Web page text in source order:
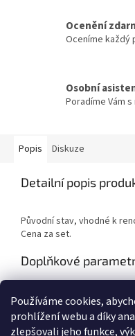
Používáme cookies,
prohlížení webu a díky
zlepšovali jeho funkce,
Ocenění
Oceníme každý
Osobní
Poradíme Vám
Popis Diskuze
Detailní popis
Původní stav, vhodné k
Cena za set.
Doplňkové
Hmotnost: 10 kg